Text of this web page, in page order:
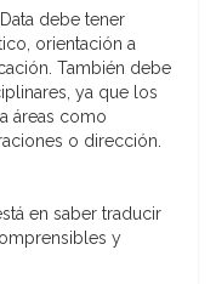
debe tener
orientación a
También debe
ya que los
áreas como
o dirección.
en saber traducir
y